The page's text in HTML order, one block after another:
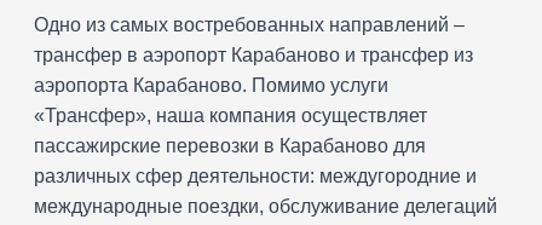
Одно из самых востребованных направлений –
трансфер в аэропорт Карабаново и трансфер из
аэропорта Карабаново. Помимо услуги
«Трансфер», наша компания осуществляет
пассажирские перевозки в Карабаново для
различных сфер деятельности: междугородние и
международные поездки, обслуживание делегаций